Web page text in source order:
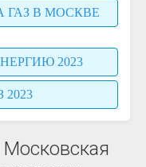
ГАЗ В МОСКВЕ
2023